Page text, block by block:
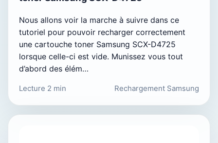
Nous allons voir la marche à suivre dans ce
tutoriel pour pouvoir recharger correctement
une cartouche toner Samsung SCX-D4725
lorsque celle-ci est vide. Munissez vous tout
d’abord des élém…
Lecture 2 min Rechargement Samsung